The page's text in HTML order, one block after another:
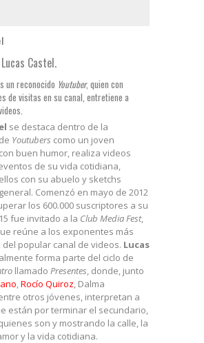
Castel.
un reconocido Youtuber, quien con
de visitas en su canal, entretiene a
se destaca dentro de la
Youtubers como un joven
buen humor, realiza videos
de su vida cotidiana,
con su abuelo y sketchs
Comenzó en mayo de 2012
los 600.000 suscriptores a su
fue invitado a la Club Media Fest,
reúne a los exponentes más
popular canal de videos. Lucas
forma parte del ciclo de
llamado Presentes , donde, junto
Rocío Quiroz , Dalma
otros jóvenes, interpretan a
están por terminar el secundario,
son y mostrando la calle, la
y la vida cotidiana.